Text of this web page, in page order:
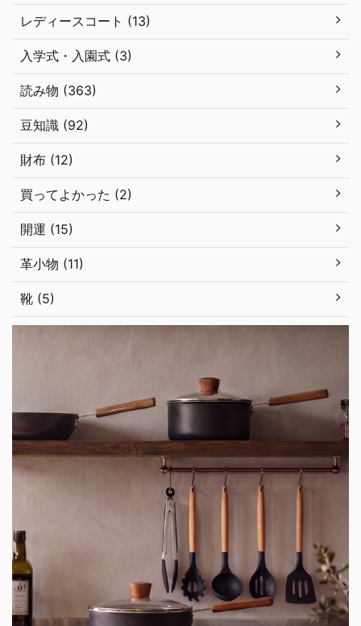
レディースコート (13)
入学式・入園式 (3)
読み物 (363)
豆知識 (92)
財布 (12)
買ってよかった (2)
開運 (15)
革小物 (11)
靴 (5)